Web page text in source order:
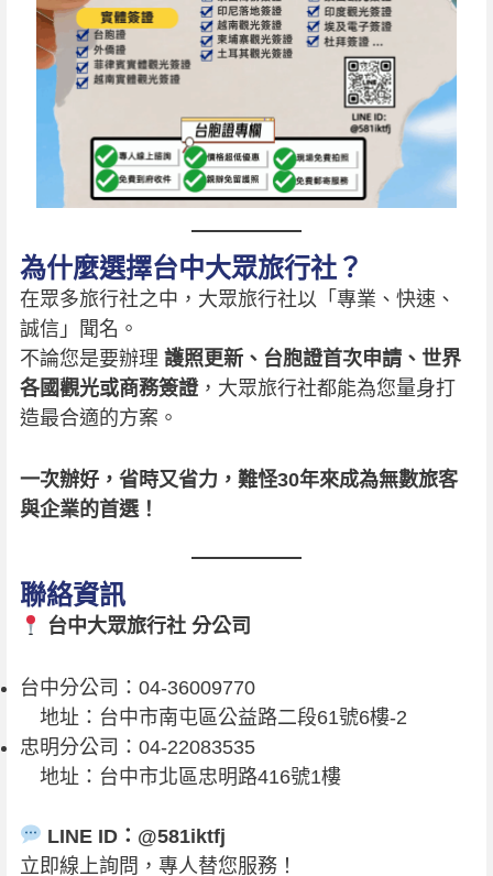
為什麼選擇台中大眾旅行社？
在眾多旅行社之中，大眾旅行社以「專業、快速、
誠信」聞名。
不論您是要辦理 護照更新、台胞證首次申請、世界
各國觀光或商務簽證，大眾旅行社都能為您量身打
造最合適的方案。
一次辦好，省時又省力，難怪30年來成為無數旅客
與企業的首選！
聯絡資訊
台中大眾旅行社 分公司
台中分公司：04-36009770
地址：台中市南屯區公益路二段61號6樓-2
忠明分公司：04-22083535
地址：台中市北區忠明路416號1樓
LINE ID：@581iktfj
立即線上詢問，專人替您服務！